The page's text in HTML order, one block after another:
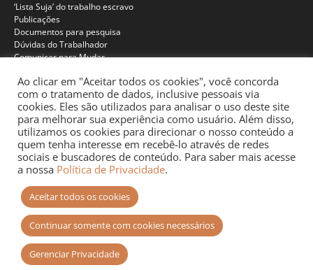
‘Lista Suja’ do trabalho escravo
Publicações
Documentos para pesquisa
Dúvidas do Trabalhador
Comunicar para Mudar
Programas
Jornalismo
Pesquisa
Educação
Documentários
Ao clicar em "Aceitar todos os cookies", você concorda
com o tratamento de dados, inclusive pessoais via
cookies. Eles são utilizados para analisar o uso deste site
para melhorar sua experiência como usuário. Além disso,
utilizamos os cookies para direcionar o nosso conteúdo a
quem tenha interesse em recebê-lo através de redes
sociais e buscadores de conteúdo. Para saber mais acesse
a nossa Política de Privacidade.
Aceitar todos os cookies
Continuar somente com cookies necessários
Gerenciar Privacidade